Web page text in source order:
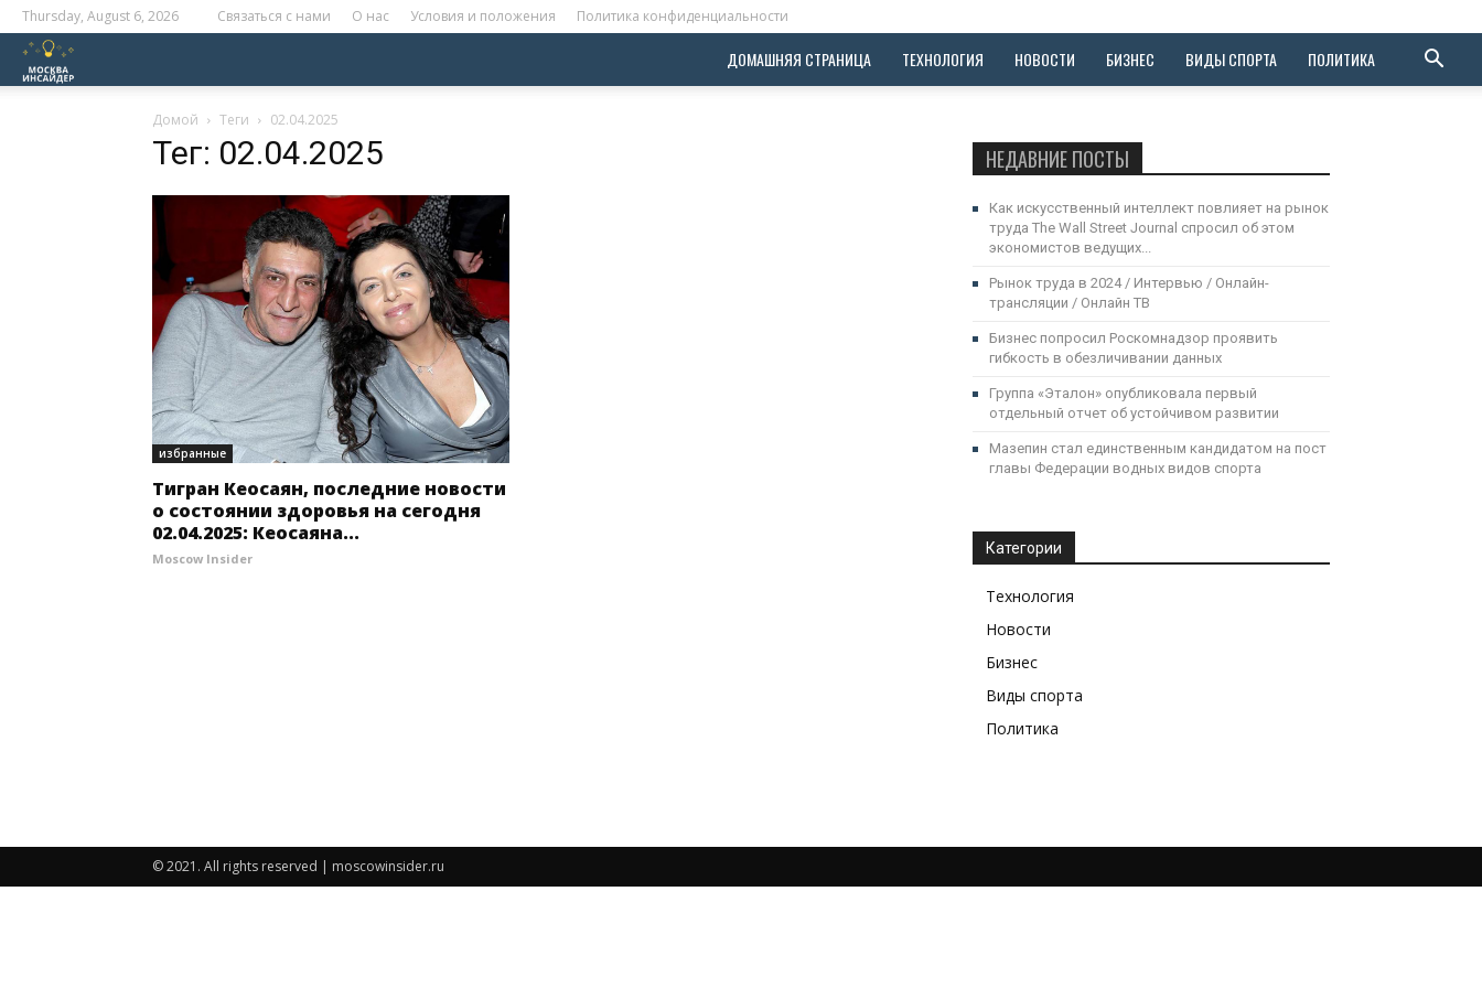
Thursday, August 6, 2026 Связаться с нами О нас Условия и положения Политика конфиденциальности
ДОМАШНЯЯ СТРАНИЦА ТЕХНОЛОГИЯ НОВОСТИ БИЗНЕС ВИДЫ СПОРТА ПОЛИТИКА
Домой Теги 02.04.2025
Тег: 02.04.2025
избранные
Тигран Кеосаян, последние новости
о состоянии здоровья на сегодня
02.04.2025: Кеосаяна...
Moscow Insider
НЕДАВНИЕ ПОСТЫ
Как искусственный интеллект повлияет на рынок
труда The Wall Street Journal спросил об этом
экономистов ведущих...
Рынок труда в 2024 / Интервью / Онлайн-
трансляции / Онлайн ТВ
Бизнес попросил Роскомнадзор проявить
гибкость в обезличивании данных
Группа «Эталон» опубликовала первый
отдельный отчет об устойчивом развитии
Мазепин стал единственным кандидатом на пост
главы Федерации водных видов спорта
Категории
Технология
Новости
Бизнес
Виды спорта
Политика
© 2021. All rights reserved | moscowinsider.ru